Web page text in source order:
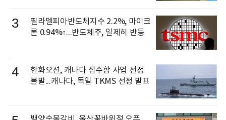
3
필라델피아반도체지수 2.2%, 마이크
론 0.94%↑...반도체주, 일제히 반등
4
한화오션, 캐나다 잠수함 사업 선정
불발...캐나다, 독일 TKMS 선정 발표